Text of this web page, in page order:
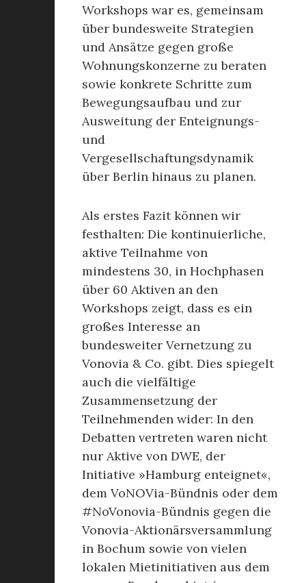
Workshops war es, gemeinsam
über bundesweite Strategien
und Ansätze gegen große
Wohnungskonzerne zu beraten
sowie konkrete Schritte zum
Bewegungsaufbau und zur
Ausweitung der Enteignungs-
und
Vergesellschaftungsdynamik
über Berlin hinaus zu planen.
Als erstes Fazit können wir
festhalten: Die kontinuierliche,
aktive Teilnahme von
mindestens 30, in Hochphasen
über 60 Aktiven an den
Workshops zeigt, dass es ein
großes Interesse an
bundesweiter Vernetzung zu
Vonovia & Co. gibt. Dies spiegelt
auch die vielfältige
Zusammensetzung der
Teilnehmenden wider: In den
Debatten vertreten waren nicht
nur Aktive von DWE, der
Initiative »Hamburg enteignet«,
dem VoNOVia-Bündnis oder dem
#NoVonovia-Bündnis gegen die
Vonovia-Aktionärsversammlung
in Bochum sowie von vielen
lokalen Mietinitiativen aus dem